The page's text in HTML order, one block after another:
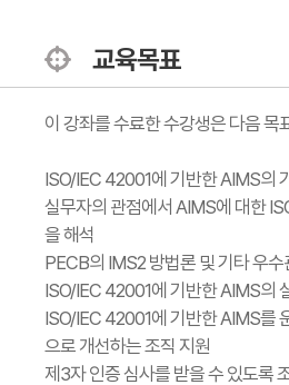
교육목표
이 강좌를 수료한 수강생은 다음 목
ISO/IEC 42001에 기반한 AIMS의
실무자의 관점에서 AIMS에 대한
을 해석
PECB의 IMS2 방법론 및 기타 우수
ISO/IEC 42001에 기반한 AIMS의
ISO/IEC 42001에 기반한 AIMS를
으로 개선하는 조직 지원
제3자 인증 심사를 받을 수 있도록